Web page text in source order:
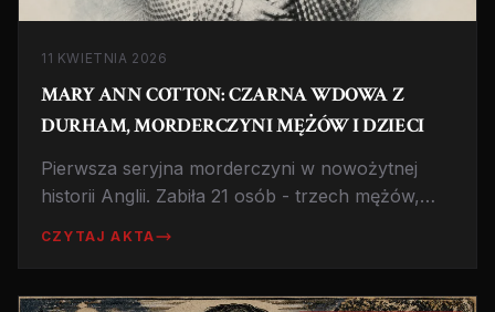
11 KWIETNIA 2026
MARY ANN COTTON: CZARNA WDOWA Z
DURHAM, MORDERCZYNI MĘŻÓW I DZIECI
Pierwsza seryjna morderczyni w nowożytnej
historii Anglii. Zabiła 21 osób - trzech mężów,
CZYTAJ AKTA